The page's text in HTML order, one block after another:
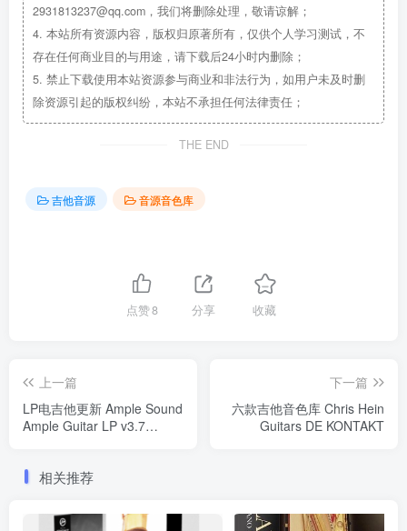
2931813237@qq.com，我们将删除处理，敬请谅解；
4. 本站所有资源内容，版权归原著所有，仅供个人学习测试，不
存在任何商业目的与用途，请下载后24小时内删除；
5. 禁止下载使用本站资源参与商业和非法行为，如用户未及时删
除资源引起的版权纠纷，本站不承担任何法律责任；
THE END
吉他音源 音源音色库
点赞8 分享 收藏
上一篇
LP电吉他更新 Ample Sound
Ample Guitar LP v3.7
下一篇
六款吉他音色库 Chris Hein
Guitars DE KONTAKT
相关推荐